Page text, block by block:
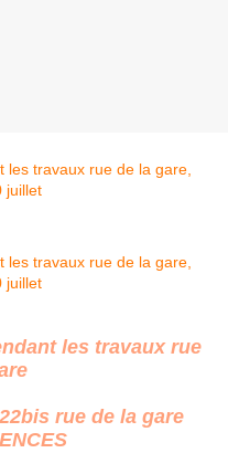
les travaux rue
rue de la gare